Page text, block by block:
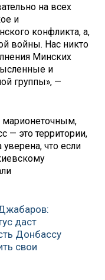
на всех
и
конфликта, а,
войны. Нас никто
Минских
и
группы», —
марионеточным,
— это территории,
что если
даст
Донбассу
свои